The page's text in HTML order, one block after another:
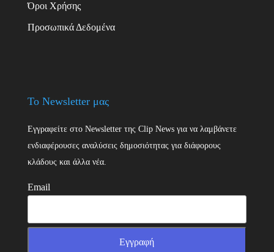
Όροι Χρήσης
Προσωπικά Δεδομένα
Το Newsletter μας
Εγγραφείτε στο Newsletter της Clip News για να λαμβάνετε
ενδιαφέρουσες αναλύσεις δημοσιότητας για διάφορους
κλάδους και άλλα νέα.
Email